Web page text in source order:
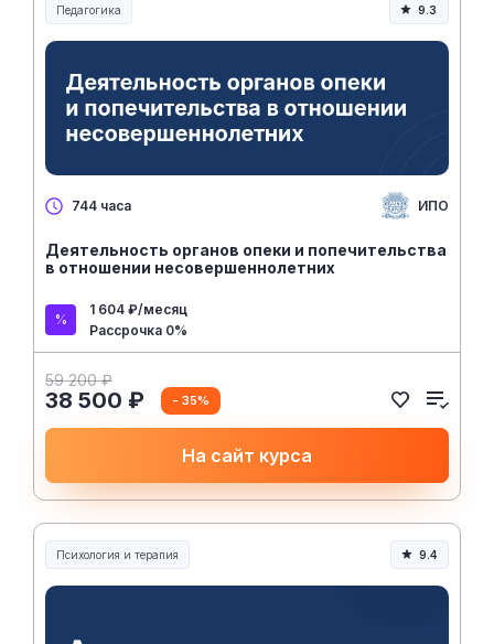
Педагогика
Образование и педагогика
9.3
744 часа ИПО
Деятельность органов опеки и попечительства
в отношении несовершеннолетних
1 604 ₽/месяц
Рассрочка 0%
59 200 ₽
38 500 ₽ - 35%
На сайт курса
Психология и терапия 9.4